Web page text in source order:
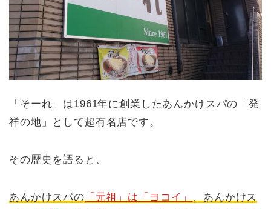
「そーれ」は1961年に創業したあんかけスパの「発
祥の地」として超有名店です。
その歴史を語ると、
あんかけスパの 「元祖」は「ヨコイ」 、あんかけス